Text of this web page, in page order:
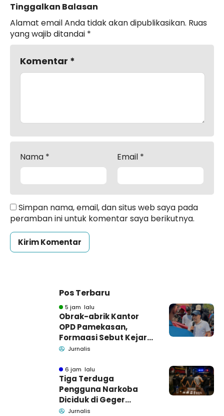
Tinggalkan Balasan
Alamat email Anda tidak akan dipublikasikan. Ruas
yang wajib ditandai *
Komentar *
Nama * Email *
Simpan nama, email, dan situs web saya pada
peramban ini untuk komentar saya berikutnya.
Pos Terbaru
5 jam lalu
Obrak-abrik Kantor
OPD Pamekasan,
Formaasi Sebut Kejari
Pamekasan
Jurnalis
6 jam lalu
Tiga Terduga
Pengguna Narkoba
Diciduk di Geger
Bangkalan, Polisi Masih
Jurnalis